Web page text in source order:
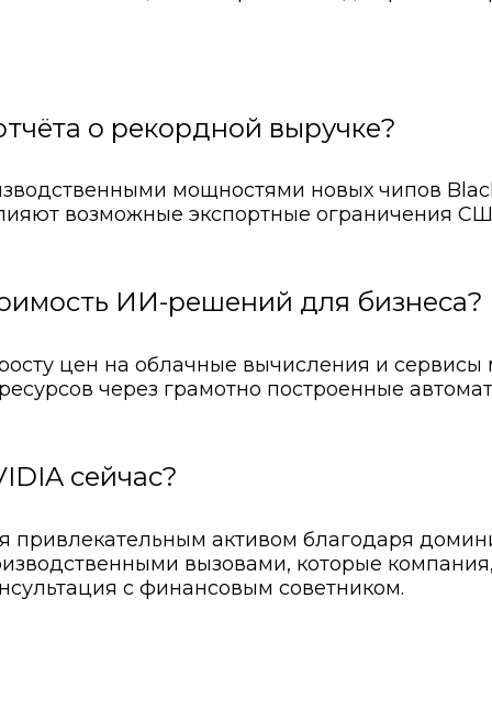
о рекордной выручке?
мощностями новых чипов
возможные экспортные ограничения
ИИ-решений для бизнеса?
цен на облачные вычисления и
через грамотно построенные
сейчас?
привлекательным активом благодаря
вызовами, которые
с финансовым советником.